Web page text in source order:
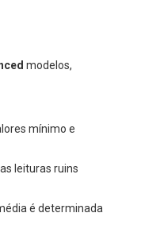
modelos,
mínimo e
leituras ruins
é determinada